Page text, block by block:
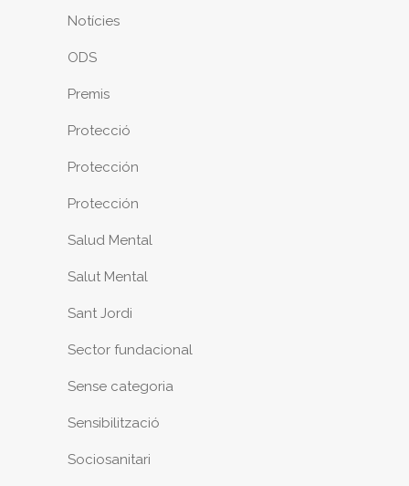
Notícies
ODS
Premis
Protecció
Protección
Protección
Salud Mental
Salut Mental
Sant Jordi
Sector fundacional
Sense categoria
Sensibilització
Sociosanitari